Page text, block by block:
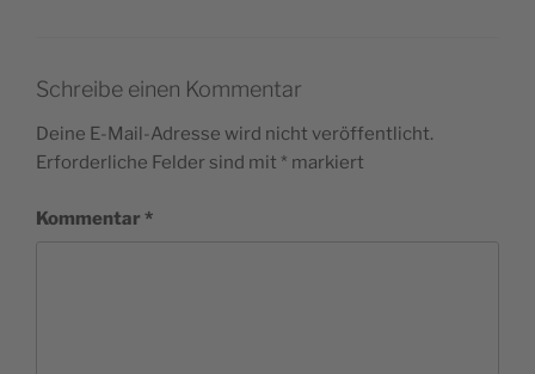
Schreibe einen Kommentar
Deine E-Mail-Adresse wird nicht veröffentlicht.
Erforderliche Felder sind mit * markiert
Kommentar *